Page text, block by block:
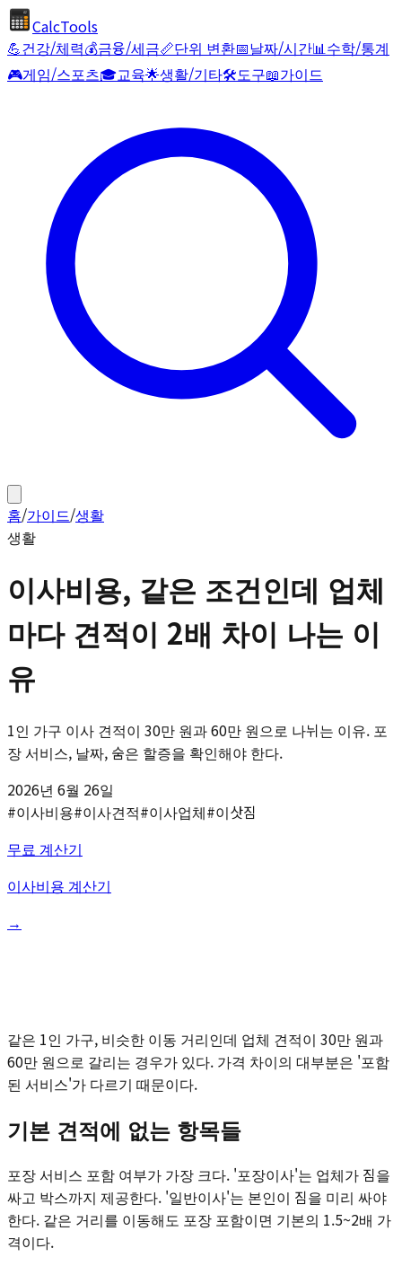
CalcTools
💪건강/체력💰금융/세금📏단위 변환📅날짜/시간📊수학/통계
🎮게임/스포츠🎓교육🌟생활/기타🛠️도구📖가이드
홈/가이드/생활
생활
이사비용, 같은 조건인데 업체
마다 견적이 2배 차이 나는 이
유
1인 가구 이사 견적이 30만 원과 60만 원으로 나뉘는 이유. 포
장 서비스, 날짜, 숨은 할증을 확인해야 한다.
2026년 6월 26일
#이사비용#이사견적#이사업체#이삿짐
무료 계산기
이사비용 계산기
→
같은 1인 가구, 비슷한 이동 거리인데 업체 견적이 30만 원과
60만 원으로 갈리는 경우가 있다. 가격 차이의 대부분은 '포함
된 서비스'가 다르기 때문이다.
기본 견적에 없는 항목들
포장 서비스 포함 여부가 가장 크다. '포장이사'는 업체가 짐을
싸고 박스까지 제공한다. '일반이사'는 본인이 짐을 미리 싸야
한다. 같은 거리를 이동해도 포장 포함이면 기본의 1.5~2배 가
격이다.